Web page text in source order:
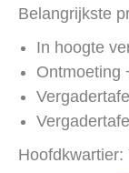
Belangrijkste
In hoogte
Ontmoeting
Vergadertafel
Hoofdkwartier: